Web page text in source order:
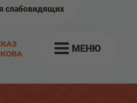
слабовидящих
МЕНЮ